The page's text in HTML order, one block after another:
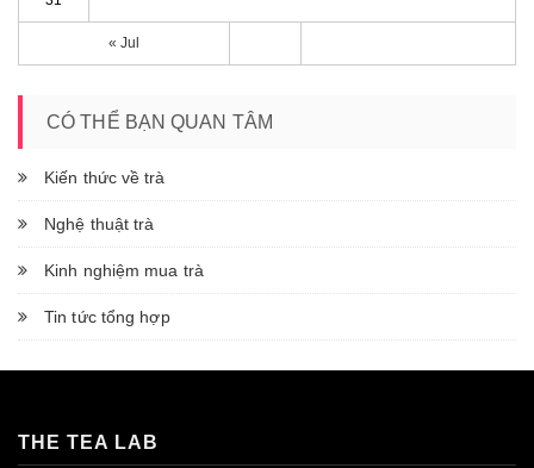
« Jul
CÓ THỂ BẠN QUAN TÂM
Kiến thức về trà
Nghệ thuật trà
Kinh nghiệm mua trà
Tin tức tổng hợp
THE TEA LAB